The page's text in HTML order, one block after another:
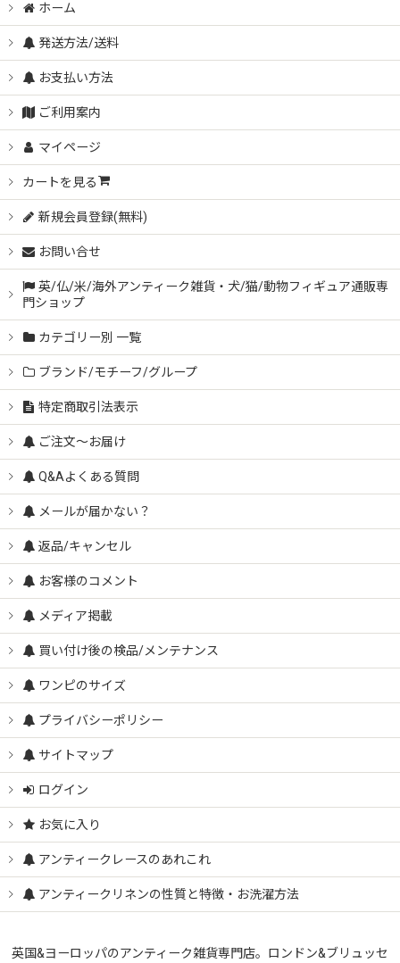
ホーム
発送方法/送料
お支払い方法
ご利用案内
マイページ
カートを見る
新規会員登録(無料)
お問い合せ
英/仏/米/海外アンティーク雑貨・犬/猫/動物フィギュア通販専
門ショップ
カテゴリー別 一覧
ブランド/モチーフ/グループ
特定商取引法表示
ご注文～お届け
Q&Aよくある質問
メールが届かない？
返品/キャンセル
お客様のコメント
メディア掲載
買い付け後の検品/メンテナンス
ワンピのサイズ
プライバシーポリシー
サイトマップ
ログイン
お気に入り
アンティークレースのあれこれ
アンティークリネンの性質と特徴・お洗濯方法
英国&ヨーロッパのアンティーク雑貨専門店。ロンドン&ブリュッセ